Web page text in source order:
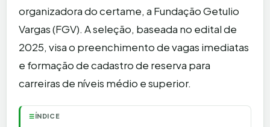
organizadora do certame, a Fundação Getulio
Vargas (FGV). A seleção, baseada no edital de
2025, visa o preenchimento de vagas imediatas
e formação de cadastro de reserva para
carreiras de níveis médio e superior.
☰ÍNDICE